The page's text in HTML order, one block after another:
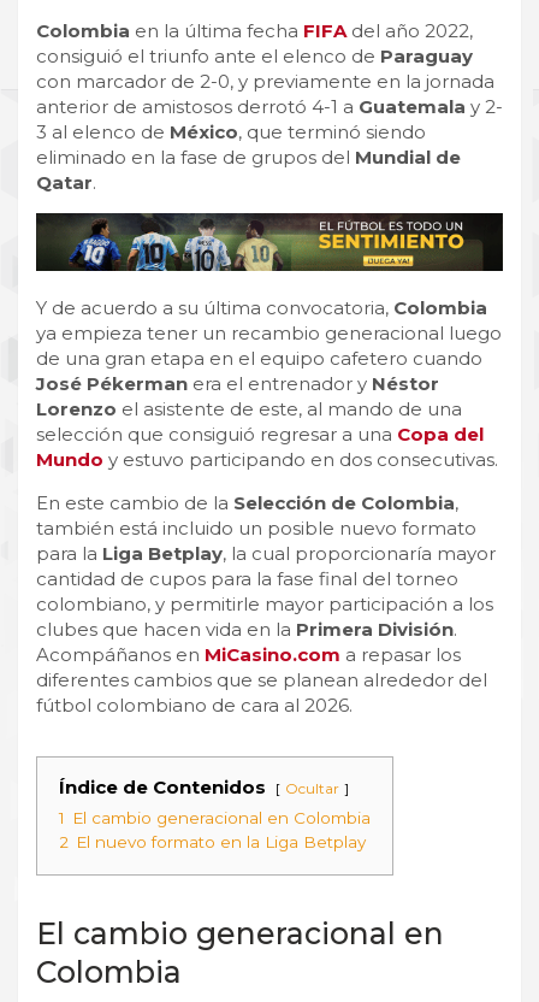
Colombia en la última fecha FIFA del año 2022,
consiguió el triunfo ante el elenco de Paraguay
con marcador de 2-0, y previamente en la jornada
anterior de amistosos derrotó 4-1 a Guatemala y 2-
3 al elenco de México, que terminó siendo
eliminado en la fase de grupos del Mundial de
Qatar.
Y de acuerdo a su última convocatoria, Colombia
ya empieza tener un recambio generacional luego
de una gran etapa en el equipo cafetero cuando
José Pékerman era el entrenador y Néstor
Lorenzo el asistente de este, al mando de una
selección que consiguió regresar a una Copa del
Mundo y estuvo participando en dos consecutivas.
En este cambio de la Selección de Colombia,
también está incluido un posible nuevo formato
para la Liga Betplay, la cual proporcionaría mayor
cantidad de cupos para la fase final del torneo
colombiano, y permitirle mayor participación a los
clubes que hacen vida en la Primera División.
Acompáñanos en MiCasino.com a repasar los
diferentes cambios que se planean alrededor del
fútbol colombiano de cara al 2026.
Índice de Contenidos Ocultar
1
El cambio generacional en Colombia
2 El nuevo formato en la Liga Betplay
El cambio generacional en
Colombia